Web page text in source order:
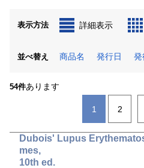
表示方法 詳細表示
並べ替え 商品名 発行日 発
54件あります
1 2
Dubois' Lupus
mes,
10th ed.